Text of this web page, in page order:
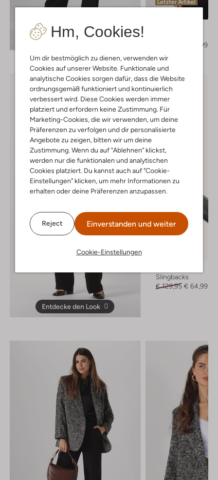
Hm, Cookies!
Um dir bestmöglich zu dienen, verwenden wir
Cookies auf unserer Website. Funktionale und
analytische Cookies sorgen dafür, dass die Website
ordnungsgemäß funktioniert und kontinuierlich
verbessert wird. Diese Cookies werden immer
platziert und erfordern keine Zustimmung. Für
Marketing-Cookies, die wir verwenden, um deine
Präferenzen zu verfolgen und dir personalisierte
Angebote zu zeigen, bitten wir um deine
Zustimmung. Wenn du auf "Ablehnen" klickst,
werden nur die funktionalen und analytischen
Cookies platziert. Du kannst auch auf "Cookie-
Einstellungen" klicken, um mehr Informationen zu
erhalten oder deine Präferenzen anzupassen.
Reject Einverstanden und weiter
Cookie-Einstellungen
Entdecke den Look
Letzter Artikel
€ 74,99
Entdecke den Look
Slingbacks
€ 129,95 € 64,99